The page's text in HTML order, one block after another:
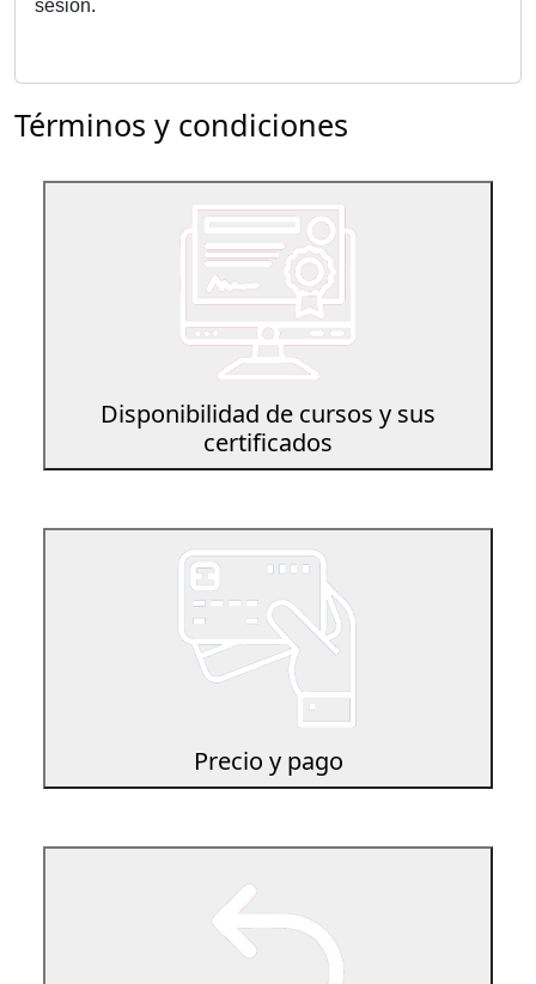
sesión.
Términos y condiciones
Disponibilidad de cursos y sus
certificados
Precio y pago